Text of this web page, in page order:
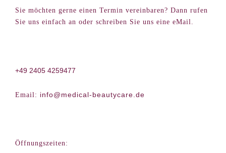
Sie möchten gerne einen Termin vereinbaren? Dann rufen
Sie uns einfach an oder schreiben Sie uns eine eMail.
+49 2405 4259477
Email: info@medical-beautycare.de
Öffnungszeiten: